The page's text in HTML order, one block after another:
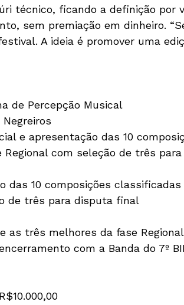
técnico, ficando a definição por
sem premiação em dinheiro.
A ideia é promover uma
de Percepção Musical
Negreiros
e apresentação das 10
Regional com seleção de três
das 10 composições
de três para disputa final
as três melhores da fase
com a Banda do 7º